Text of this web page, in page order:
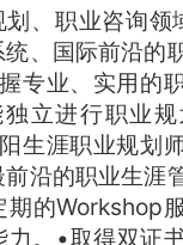
划、职业咨询领
、国际前沿的
专业、实用的
立进行职业
生涯职业规划
沿的职业生涯
期的Workshop
力。•取得双证